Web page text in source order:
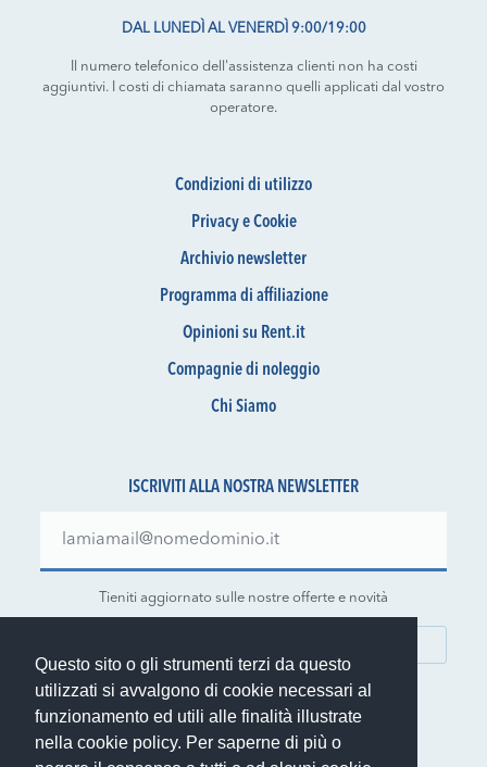
Questo sito o gli strumenti terzi da questo
utilizzati si avvalgono di cookie necessari al
funzionamento ed utili alle finalità illustrate
nella cookie policy. Per saperne di più o
DAL LUNEDÌ AL VENERDÌ 9:00/19:00
Il numero telefonico dell'assistenza clienti non ha costi
aggiuntivi. I costi di chiamata saranno quelli applicati dal vostro
operatore.
Condizioni di utilizzo
Privacy e Cookie
Archivio newsletter
Programma di affiliazione
Opinioni su Rent.it
Compagnie di noleggio
Chi Siamo
ISCRIVITI ALLA NOSTRA NEWSLETTER
Tieniti aggiornato sulle nostre offerte e novità